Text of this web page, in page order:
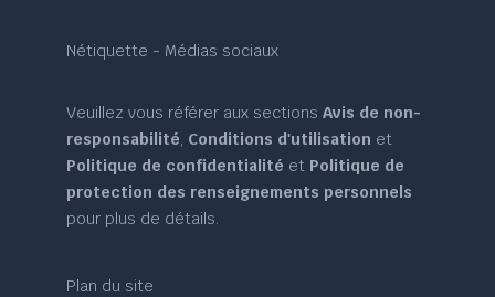
Nétiquette - Médias sociaux
Veuillez vous référer aux sectionsAvis de non-
responsabilité, Conditions d'utilisation et
Politique de confidentialité et Politique de
protection des renseignements personnels
pour plus de détails.
Plan du site